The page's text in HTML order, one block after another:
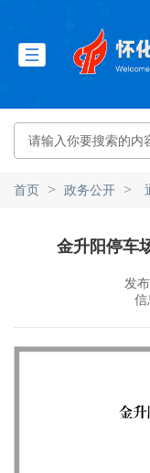
首页 > 政务公开 >
金升阳停车
发
信